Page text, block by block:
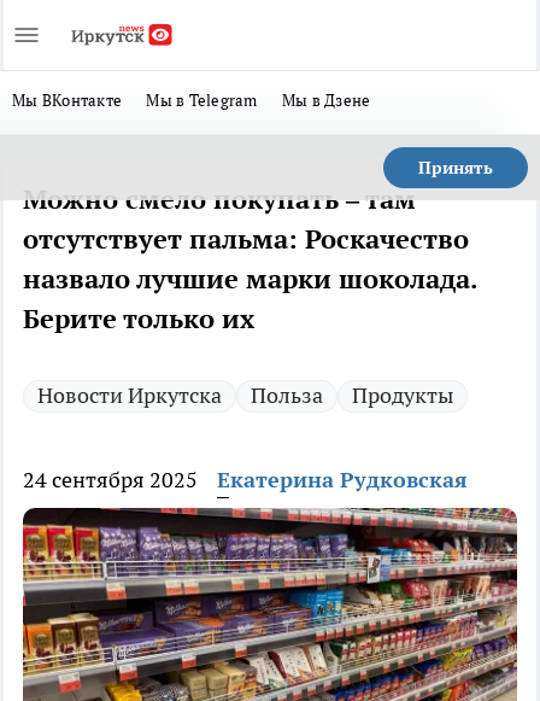
Мы ВКонтакте Мы в Telegram Мы в Дзене
Принять
Можно смело покупать – там
отсутствует пальма: Роскачество
назвало лучшие марки шоколада.
Берите только их
Новости Иркутска Польза Продукты
24 сентября 2025 Екатерина Рудковская